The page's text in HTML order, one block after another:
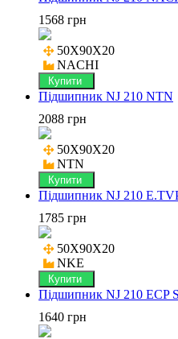
1568 грн
50X90X20
NACHI
Купити
Підшипник NJ 210 NTN
2088 грн
50X90X20
NTN
Купити
Підшипник NJ 210
1785 грн
50X90X20
NKE
Купити
Підшипник NJ 210 ECP
1640 грн